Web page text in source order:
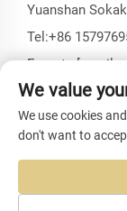
Yuanshan
Tel:+86
E-posta:[email
Telif Hakkı ©
Tüm
We value
We use cookies
don't want to